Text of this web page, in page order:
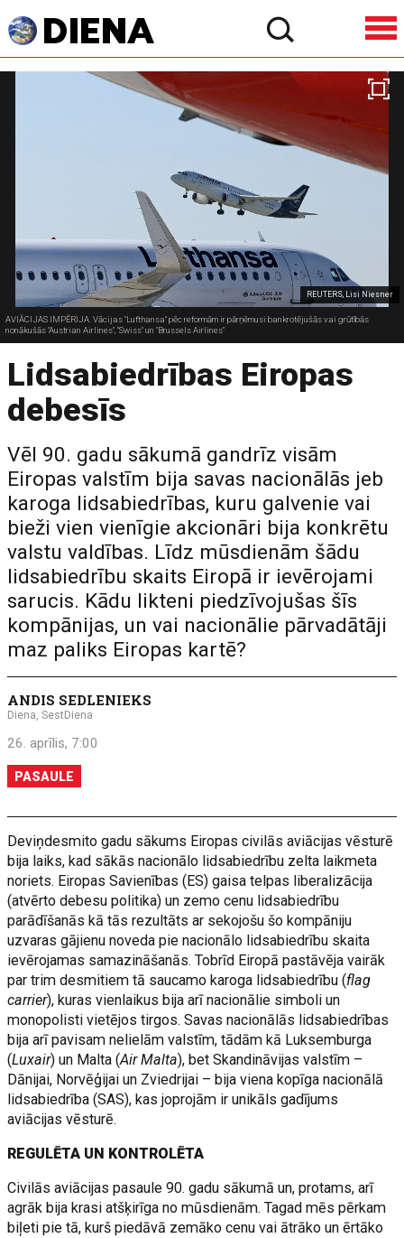
REUTERS, Lisi Niesner
AVIĀCIJAS IMPĒRIJA. Vācijas "Lufthansa" pēc reformām ir pārņēmusi bankrotējušās vai grūtībās
nonākušās "Austrian Airlines", "Swiss" un "Brussels Airlines"
Lidsabiedrības Eiropas
debesīs
Vēl 90. gadu sākumā gandrīz visām
Eiropas valstīm bija savas nacionālās jeb
karoga lidsabiedrības, kuru galvenie vai
bieži vien vienīgie akcionāri bija konkrētu
valstu valdības. Līdz mūsdienām šādu
lidsabiedrību skaits Eiropā ir ievērojami
sarucis. Kādu likteni piedzīvojušas šīs
kompānijas, un vai nacionālie pārvadātāji
maz paliks Eiropas kartē?
ANDIS SEDLENIEKS
Diena, SestDiena
26. aprīlis, 7:00
PASAULE
Deviņdesmito gadu sākums Eiropas civilās aviācijas vēsturē
bija laiks, kad sākās nacionālo lidsabiedrību zelta laikmeta
noriets. Eiropas Savienības (ES) gaisa telpas liberalizācija
(atvērto debesu politika) un zemo cenu lidsabiedrību
parādīšanās kā tās rezultāts ar sekojošu šo kompāniju
uzvaras gājienu noveda pie nacionālo lidsabiedrību skaita
ievērojamas samazināšanās. Tobrīd Eiropā pastāvēja vairāk
par trim desmitiem tā saucamo karoga lidsabiedrību (flag
carrier), kuras vienlaikus bija arī nacionālie simboli un
monopolisti vietējos tirgos. Savas nacionālās lidsabiedrības
bija arī pavisam nelielām valstīm, tādām kā Luksemburga
(Luxair) un Malta (Air Malta), bet Skandināvijas valstīm –
Dānijai, Norvēģijai un Zviedrijai – bija viena kopīga nacionālā
lidsabiedrība (SAS), kas joprojām ir unikāls gadījums
aviācijas vēsturē.
REGULĒTA UN KONTROLĒTA
Civilās aviācijas pasaule 90. gadu sākumā un, protams, arī
agrāk bija krasi atšķirīga no mūsdienām. Tagad mēs pērkam
biļeti pie tā, kurš piedāvā zemāko cenu vai ātrāko un ērtāko